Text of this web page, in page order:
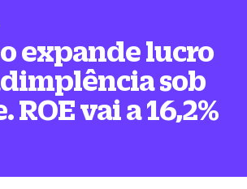
expande lucro
sob
ROE vai a 16,2%